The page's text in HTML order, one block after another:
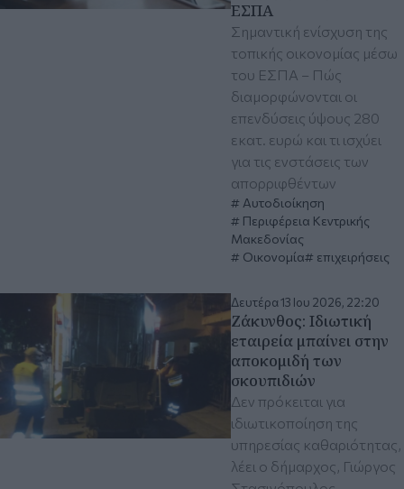
ΕΣΠΑ
Σημαντική ενίσχυση της
τοπικής οικονομίας μέσω
του ΕΣΠΑ – Πώς
διαμορφώνονται οι
επενδύσεις ύψους 280
εκατ. ευρώ και τι ισχύει
για τις ενστάσεις των
απορριφθέντων
Αυτοδιοίκηση
Περιφέρεια Κεντρικής
Μακεδονίας
Οικονομία
επιχειρήσεις
Δευτέρα 13 Ιου 2026, 22:20
Ζάκυνθος: Ιδιωτική
εταιρεία μπαίνει στην
αποκομιδή των
σκουπιδιών
Δεν πρόκειται για
ιδιωτικοποίηση της
υπηρεσίας καθαριότητας,
λέει ο δήμαρχος, Γιώργος